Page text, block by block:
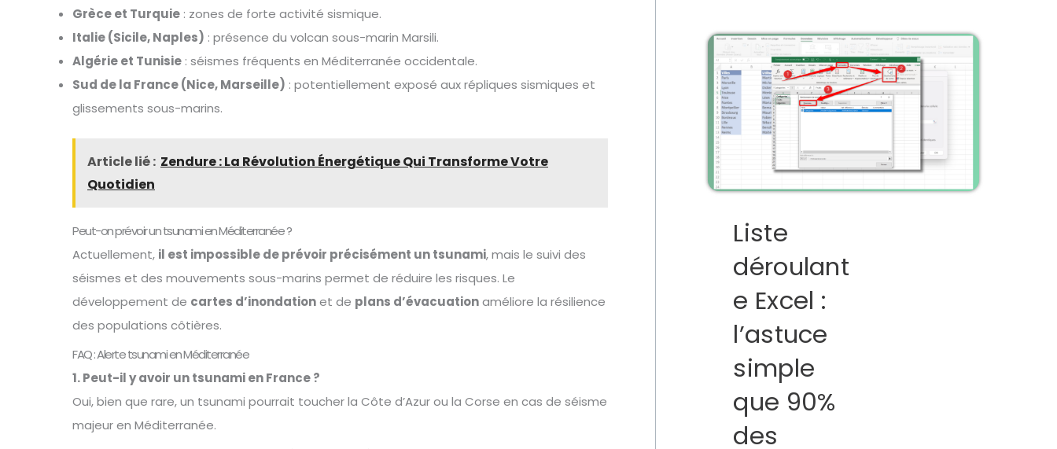
Grèce et Turquie : zones de forte activité sismique.
Italie (Sicile, Naples) : présence du volcan sous-marin Marsili.
Algérie et Tunisie : séismes fréquents en Méditerranée occidentale.
Sud de la France (Nice, Marseille) : potentiellement exposé aux répliques sismiques et
glissements sous-marins.
Article lié : Zendure : La Révolution Énergétique Qui Transforme Votre
Quotidien
Peut-on prévoir un tsunami en Méditerranée ?
Actuellement, il est impossible de prévoir précisément un tsunami, mais le suivi des
séismes et des mouvements sous-marins permet de réduire les risques. Le
développement de cartes d’inondationet de plans d’évacuationaméliore la résilience
des populations côtières.
FAQ : Alerte tsunami en Méditerranée
1. Peut-il y avoir un tsunami en France ?
Oui, bien que rare, un tsunami pourrait toucher la Côte d’Azur ou la Corse en cas de séisme
majeur en Méditerranée.
Liste
déroulant
e Excel :
l’astuce
simple
que 90%
des